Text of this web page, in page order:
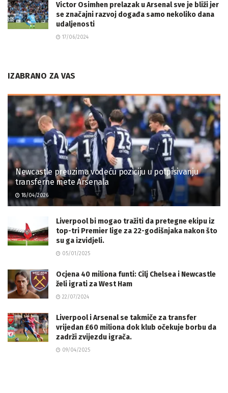
Victor Osimhen prelazak u Arsenal sve je bliži jer
se značajni razvoj događa samo nekoliko dana
udaljenosti
17/06/2024
IZABRANO ZA VAS
Newcastle preuzima vodeću poziciju u potpisivanju
transferne mete Arsenala
18/04/2026
Liverpool bi mogao tražiti da pretegne ekipu iz
top-tri Premier lige za 22-godišnjaka nakon što
su ga izvidjeli.
05/01/2025
Ocjena 40 miliona funti: Cilj Chelsea i Newcastle
želi igrati za West Ham
22/07/2024
Liverpool i Arsenal se takmiče za transfer
vrijedan £60 miliona dok klub očekuje borbu da
zadrži zvijezdu igrača.
09/04/2025